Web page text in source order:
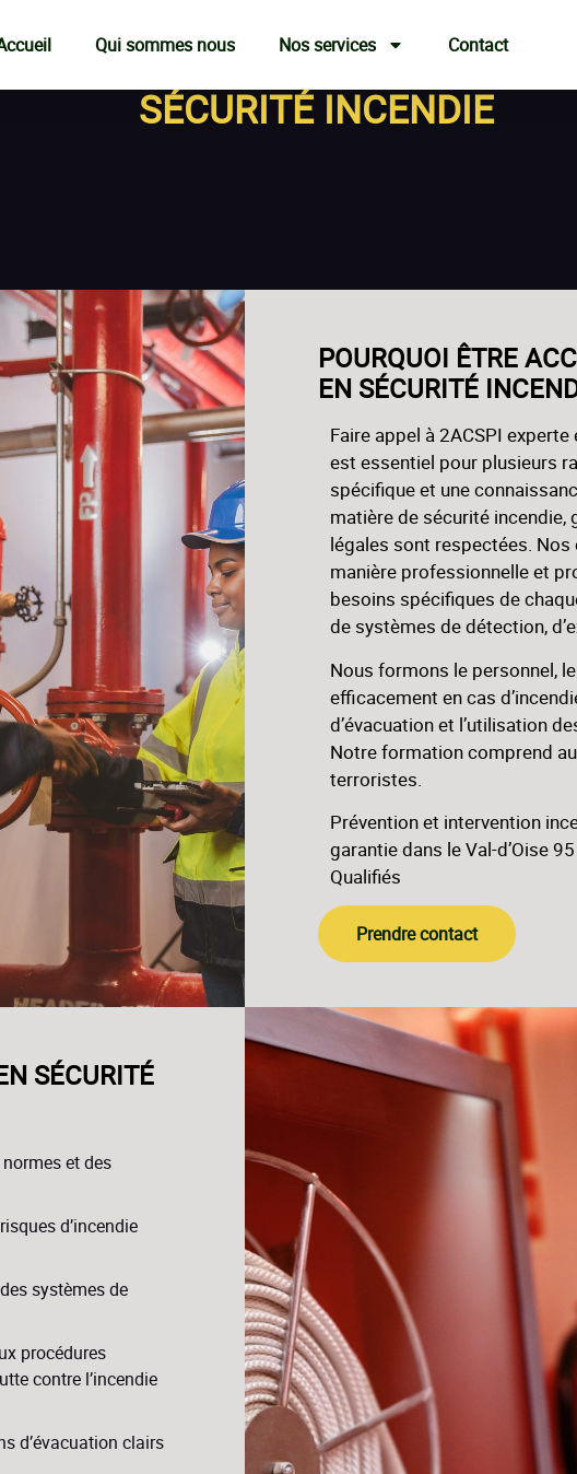
Qui sommes nous Nos services Contact
SÉCURITÉ INCENDIE
POURQUOI ÊTRE
EN SÉCURITÉ
Faire appel à 2ACSPI
est essentiel pour plusieurs
spécifique et une
matière de sécurité
légales sont respectées.
manière professionnelle et
besoins spécifiques de
de systèmes de détection,
Nous formons le personnel,
efficacement en cas
d’évacuation et l’utilisation
Notre formation comprend
terroristes.
Prévention et intervention
garantie dans le Val-d’Oise
Qualifiés
Prendre contact
SÉCURITÉ
et des
d’incendie
systèmes de
procédures
contre l’incendie
d’évacuation clairs